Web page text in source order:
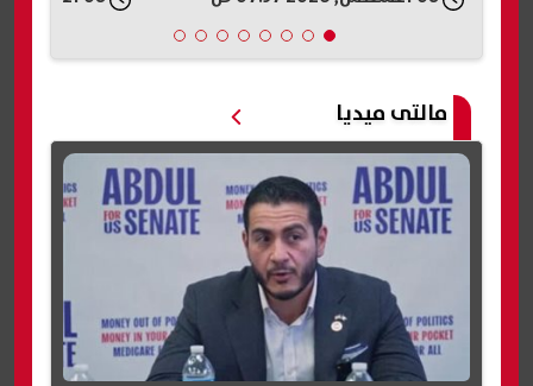
مالتى ميديا